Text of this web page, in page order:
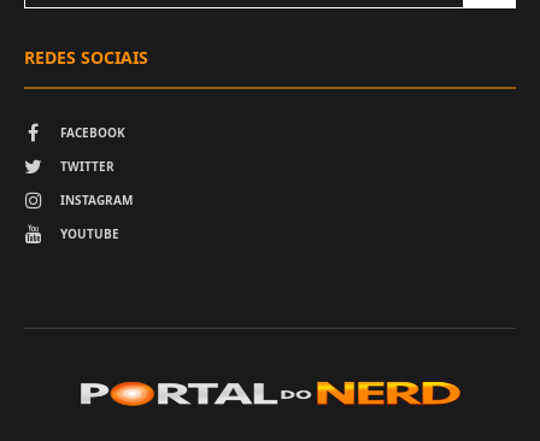
REDES SOCIAIS
FACEBOOK
TWITTER
INSTAGRAM
YOUTUBE